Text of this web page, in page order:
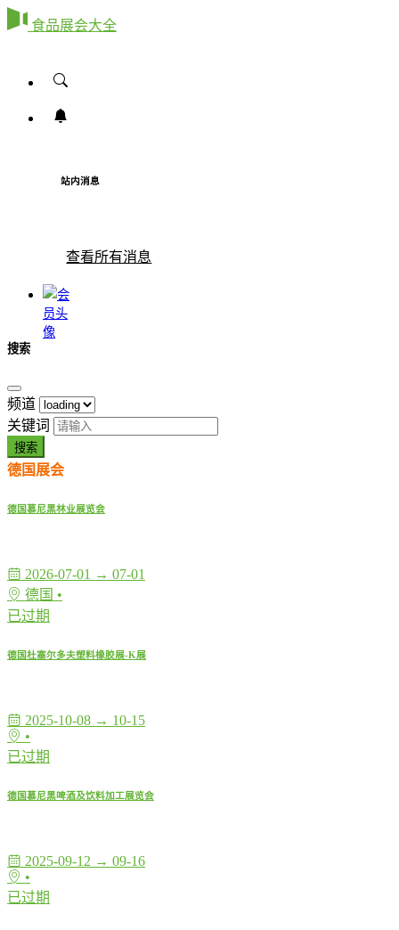
食品展会大全
站内消息
查看所有消息
搜索
频道
关键词
搜索
德国展会
德国慕尼黑林业展览会
2026-07-01 → 07-01
德国 •
已过期
德国杜塞尔多夫塑料橡胶展-K展
2025-10-08 → 10-15
•
已过期
德国慕尼黑啤酒及饮料加工展览会
2025-09-12 → 09-16
•
已过期